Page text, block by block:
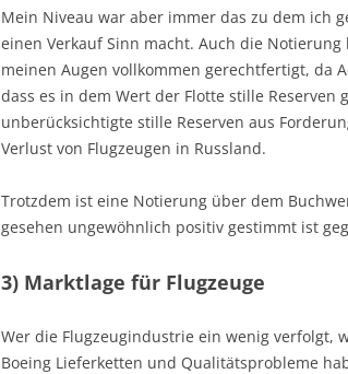
Mein Niveau war aber immer das zu dem ich
einen Verkauf Sinn macht. Auch die
meinen Augen vollkommen gerechtfertigt, da
dass es in dem Wert der Flotte stille Reserven
unberücksichtigte stille Reserven aus
Verlust von Flugzeugen in Russland.
Trotzdem ist eine Notierung über dem
gesehen ungewöhnlich positiv gestimmt ist
3) Marktlage für Flugzeuge
Wer die Flugzeugindustrie ein wenig verfolgt,
Boeing Lieferketten und Qualitätsprobleme